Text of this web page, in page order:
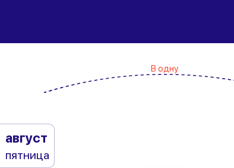
В одну
август
пятница